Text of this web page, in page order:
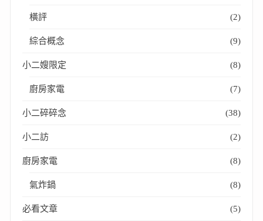
橫評 (2)
綜合概念 (9)
小二嫂限定 (8)
廚房家電 (7)
小二碎碎念 (38)
小二訪 (2)
廚房家電 (8)
氣炸鍋 (8)
必看文章 (5)